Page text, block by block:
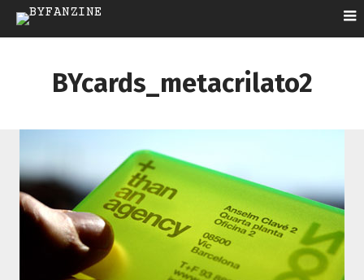
BYcards_metacrilato2